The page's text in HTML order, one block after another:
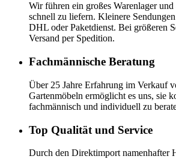
Wir führen ein großes Warenlager
schnell zu liefern. Kleinere
DHL oder Paketdienst. Bei größeren
Versand per Spedition.
Fachmännische Beratung
Über 25 Jahre Erfahrung im Verkauf
Gartenmöbeln ermöglicht es uns, sie
fachmännisch und individuell zu
Top Qualität und Service
Durch den Direktimport namenhafter